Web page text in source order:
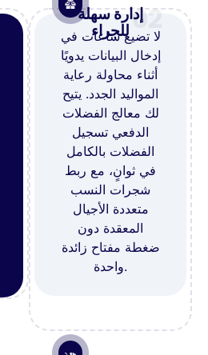
02إدارة سهلة
للجراء
لا تضيع ساعات في
إدخال البيانات يدويًا
أثناء محاولة رعاية
المواليد الجدد. يتيح
لك معالج الفضلات
الدفعي تسجيل
الفضلات بالكامل
في ثوانٍ، مع ربط
شجرات النسب
متعددة الأجيال
المعقدة دون
ضغطة مفتاح زائدة
واحدة.